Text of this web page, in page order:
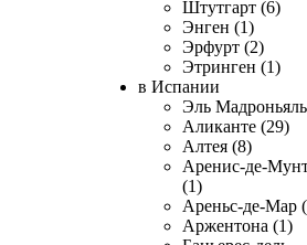
Штутгарт (6)
Энген (1)
Эрфурт (2)
Этринген (1)
в Испании
Эль
Аликанте (29)
Алтея (8)
Аренис-де-
(1)
Ареньс-де-Мар
Аржентона (1)